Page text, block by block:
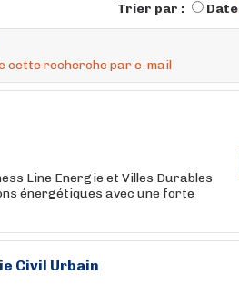
Trier par : Date
cette recherche par e-mail
Line Energie et Villes Durables
énergétiques avec une forte
Civil Urbain